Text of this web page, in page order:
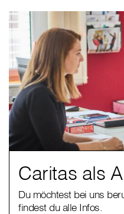
Caritas als
Du möchtest bei uns
findest du alle Infos.